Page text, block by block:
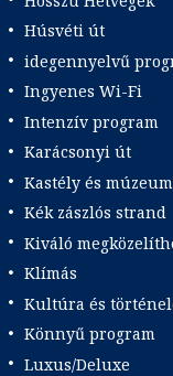
Húsvéti út
idegennyelvű
Ingyenes Wi-Fi
Intenzív program
Karácsonyi út
Kastély és
Kék zászlós strand
Kiváló
Klímás
Kultúra és
Könnyű program
Luxus/Deluxe